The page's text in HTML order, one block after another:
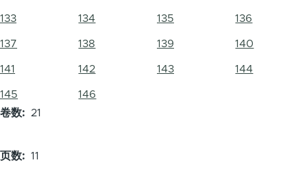
133 134 135 136
137 138 139 140
141 142 143 144
145
146
卷数
21
页数 11